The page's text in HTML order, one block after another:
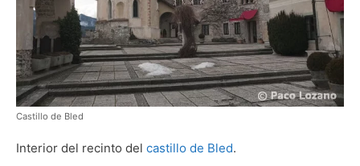
Castillo de Bled
Interior del recinto del castillo de Bled.